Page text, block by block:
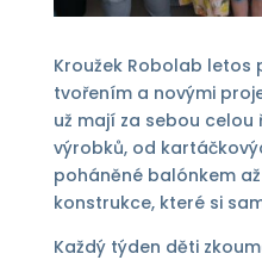
Kroužek Robolab letos
tvořením a novými
už mají za sebou
výrobků, od
poháněné balónkem
konstrukce, které si
Každý týden děti